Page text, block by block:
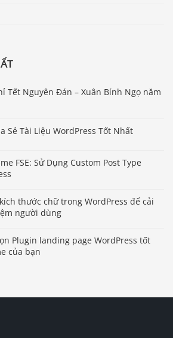
Tết Nguyên Đán – Xuân Bính Ngọ năm
Sẻ Tài Liệu WordPress Tốt Nhất
FSE: Sử Dụng Custom Post Type
thước chữ trong WordPress để cải
người dùng
Plugin landing page WordPress tốt
của bạn